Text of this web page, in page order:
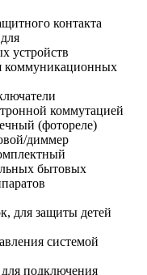
контакта
устройств
коммуникационных
коммутацией
(фотореле)
диммер
бытовых
для защиты детей
системой
подключения